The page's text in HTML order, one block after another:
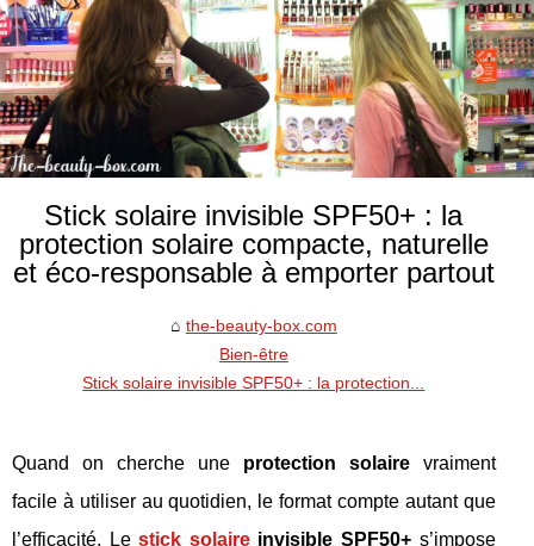
Stick solaire invisible SPF50+ : la
protection solaire compacte, naturelle
et éco-responsable à emporter partout
the-beauty-box.com
Bien-être
Stick solaire invisible SPF50+ : la protection...
Quand on cherche une protection solairevraiment
facile à utiliser au quotidien, le format compte autant que
l’efficacité. Lestick solaireinvisible SPF50+ s’impose